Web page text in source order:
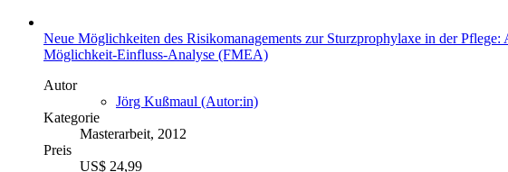
Neue Möglichkeiten des Risikomanagements zur Sturzprophylaxe in der
Möglichkeit-Einfluss-Analyse (FMEA)
Autor
Jörg Kußmaul (Autor:in)
Kategorie
Masterarbeit, 2012
Preis
US$ 24,99